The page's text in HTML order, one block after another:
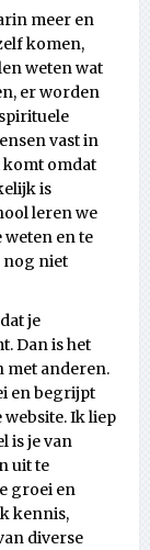
meer en
komen,
weten wat
er worden
vast in
omdat
is
leren we
weten en te
nog niet
je
Dan is het
met anderen.
en begrijpt
website. Ik liep
is je van
uit te
groei en
kennis,
diverse